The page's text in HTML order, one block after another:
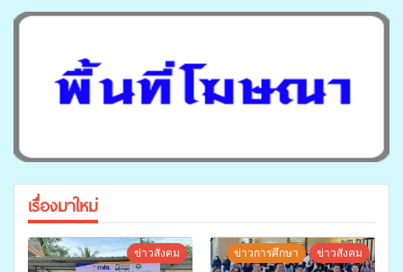
เรื่องมาใหม่
ข่าวสังคม ข่าวการศึกษา ข่าวสังคม